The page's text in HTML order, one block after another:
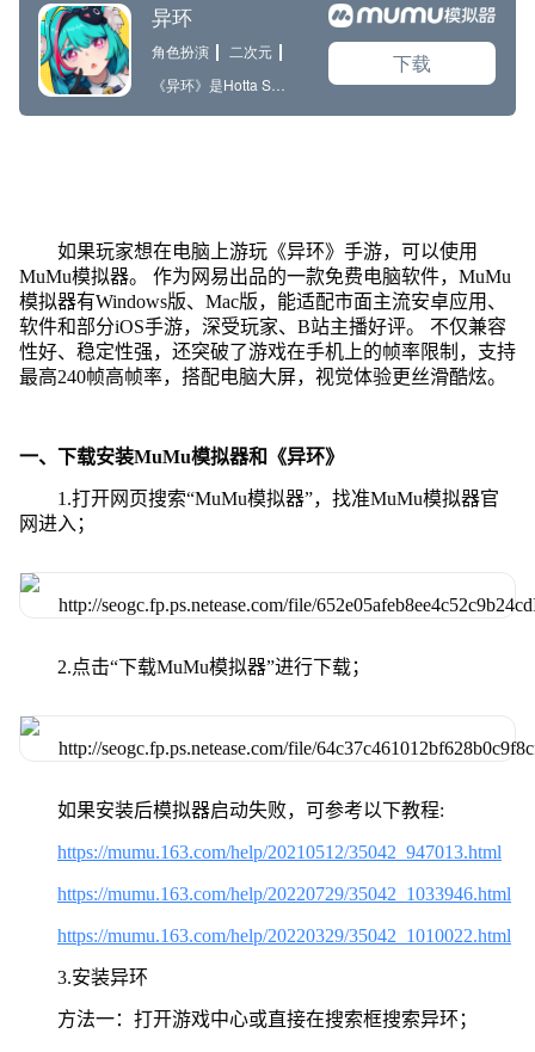
如果玩家想在电脑上游玩《异环》手游，可以使用
MuMu模拟器。 作为网易出品的一款免费电脑软件，MuMu
模拟器有Windows版、Mac版，能适配市面主流安卓应用、
软件和部分iOS手游，深受玩家、B站主播好评。 不仅兼容
性好、稳定性强，还突破了游戏在手机上的帧率限制，支持
最高240帧高帧率，搭配电脑大屏，视觉体验更丝滑酷炫。
一、下载安装MuMu模拟器和《异环》
1.打开网页搜索“MuMu模拟器”，找准MuMu模拟器官
网进入；
2.点击“下载MuMu模拟器”进行下载；
如果安装后模拟器启动失败，可参考以下教程:
https://mumu.163.com/help/20210512/35042_947013.html
https://mumu.163.com/help/20220729/35042_1033946.html
https://mumu.163.com/help/20220329/35042_1010022.html
3.安装异环
方法一：打开游戏中心或直接在搜索框搜索异环；